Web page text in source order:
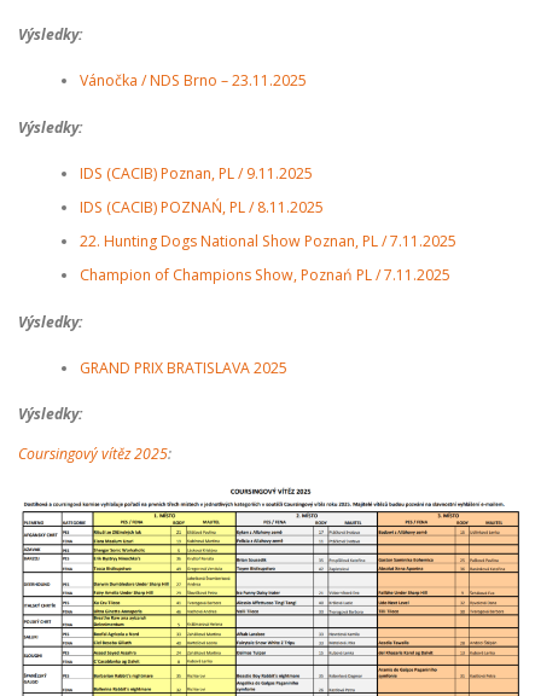
Výsledky:
Vánočka / NDS Brno – 23.11.2025
Výsledky:
IDS (CACIB) Poznan, PL / 9.11.2025
IDS (CACIB) POZNAŃ, PL / 8.11.2025
22. Hunting Dogs National Show Poznan, PL / 7.11.2025
Champion of Champions Show, Poznań PL / 7.11.2025
Výsledky:
GRAND PRIX BRATISLAVA 2025
Výsledky:
Coursingový vítěz 2025: